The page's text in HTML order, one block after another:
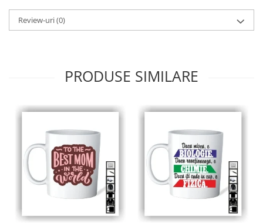
Review-uri(0)
PRODUSE SIMILARE